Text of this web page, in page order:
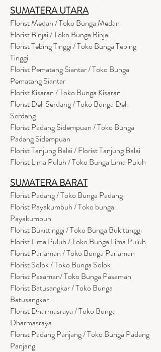
SUMATERA UTARA
Florist Medan / Toko Bunga Medan
Florist Binjai / Toko Bunga Binjai
Florist Tebing Tinggi / Toko Bunga Tebing
Tinggi
Florist Pematang Siantar / Toko Bunga
Pematang Siantar
Florist Kisaran / Toko Bunga Kisaran
Florist Deli Serdang / Toko Bunga Deli
Serdang
Florist Padang Sidempuan / Toko Bunga
Padang Sidempuan
Florist Tanjung Balai / Florist Tanjung Balai
Florist Lima Puluh / Toko Bunga Lima Puluh
SUMATERA BARAT
Florist Padang / Toko Bunga Padang
Florist Payakumbuh / Toko bunga
Payakumbuh
Florist Bukittinggi / Toko Bunga Bukittinggi
Florist Lima Puluh / Toko Bunga Lima Puluh
Florist Pariaman / Toko Bunga Pariaman
Florist Solok / Toko Bunga Solok
Florist Pasaman/ Toko Bunga Pasaman
Florist Batusangkar / Toko Bunga
Batusangkar
Florist Dharmasraya / Toko Bunga
Dharmasraya
Florist Padang Panjang / Toko Bunga Padang
Panjang